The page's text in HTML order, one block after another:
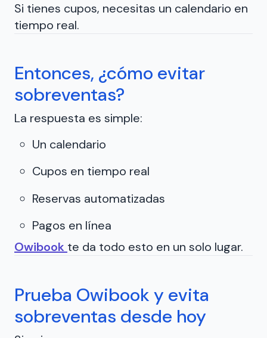
Si tienes cupos, necesitas un calendario en
tiempo real.
Entonces, ¿cómo evitar
sobreventas?
La respuesta es simple:
Un calendario
Cupos en tiempo real
Reservas automatizadas
Pagos en línea
Owibook te da todo esto en un solo lugar.
Prueba Owibook y evita
sobreventas desde hoy